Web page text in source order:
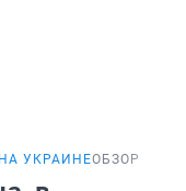
УКРАИНЕОБЗОР